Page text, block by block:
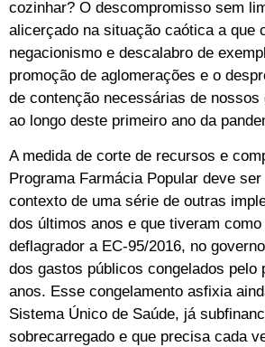
cozinhar? O descompromisso sem
alicerçado na situação caótica a que
negacionismo e descalabro de
promoção de aglomerações e o
de contenção necessárias de
ao longo deste primeiro ano da
A medida de corte de recursos e
Programa Farmácia Popular deve
contexto de uma série de outras
dos últimos anos e que tiveram como
deflagrador a EC-95/2016, no
dos gastos públicos congelados pelo
anos. Esse congelamento asfixia
Sistema Único de Saúde, já
sobrecarregado e que precisa cada